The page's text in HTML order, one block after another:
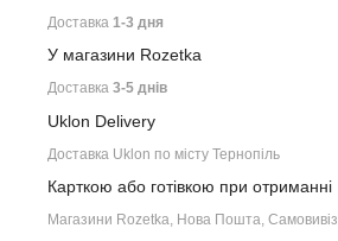
Доставка 1-3 дня
У магазини Rozetka
Доставка 3-5 днів
Uklon Delivery
Доставка Uklon по місту Тернопіль
Карткою або готівкою при отриманні
Магазини Rozetka, Нова Пошта, Самовивіз